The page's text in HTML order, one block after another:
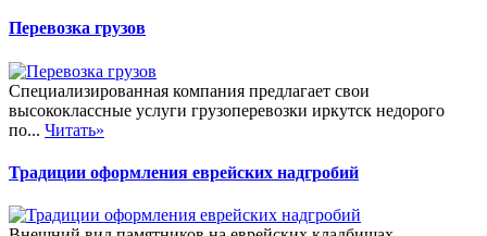
Перевозка грузов
Специализированная компания предлагает свои
высококлассные услуги грузоперевозки иркутск недорого
по... Читать»
Традиции оформления еврейских надгробий